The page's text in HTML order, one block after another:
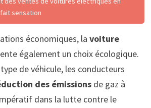
sensation
économiques, la voiture
également un choix écologique.
de véhicule, les conducteurs
des émissionsde gaz à
dans la lutte contre le